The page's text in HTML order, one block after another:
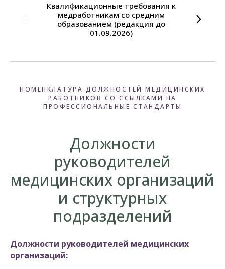
Квалификационные требования к
медработникам со средним
образованием (редакция до
01.09.2026)
НОМЕНКЛАТУРА ДОЛЖНОСТЕЙ МЕДИЦИНСКИХ
РАБОТНИКОВ СО ССЫЛКАМИ НА
ПРОФЕССИОНАЛЬНЫЕ СТАНДАРТЫ
Должности
руководителей
медицинских организаций
и структурных
подразделений
Должности руководителей медицинских
организаций: